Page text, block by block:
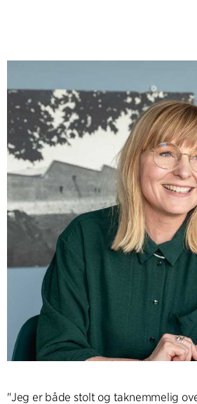
"Jeg er både stolt og taknemmelig